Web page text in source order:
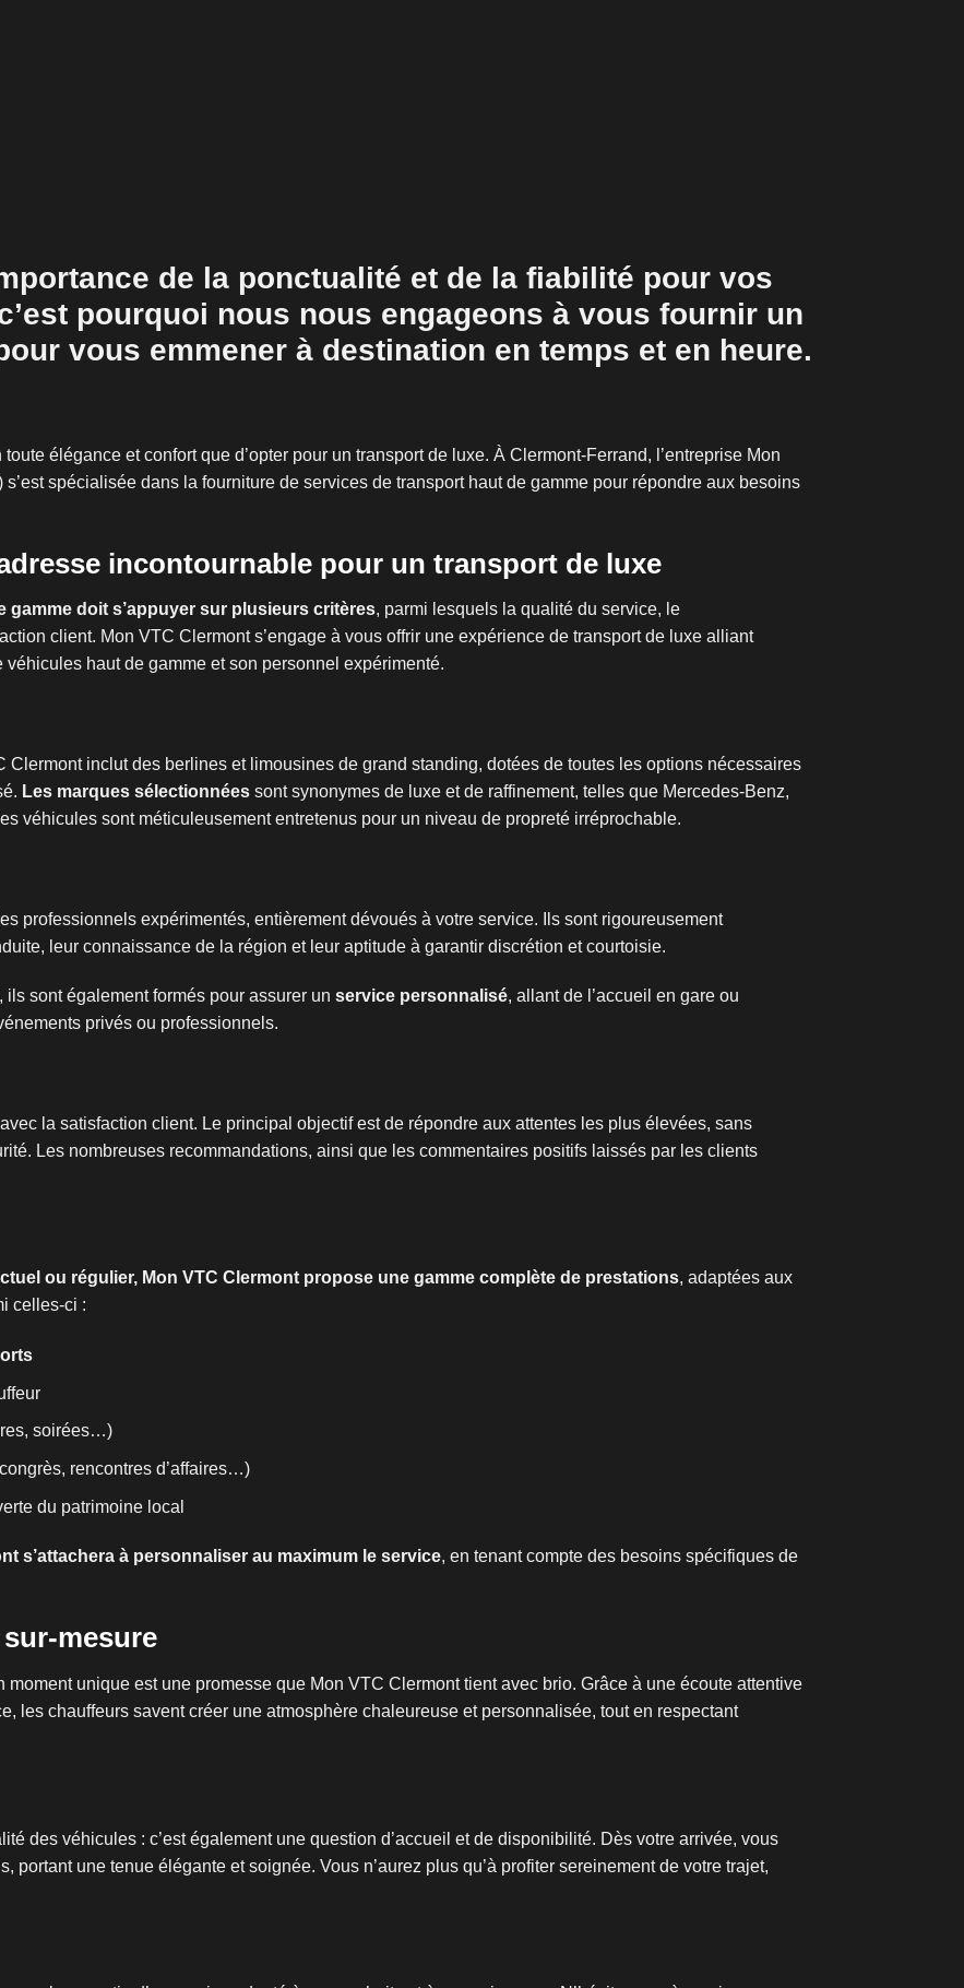
de la ponctualité et de la fiabilité pour vos
pourquoi nous nous engageons à vous fournir un
vous emmener à destination en temps et en heure.
toute élégance et confort que d’opter pour un transport de luxe. À Clermont-Ferrand, l’entreprise Mon
spécialisée dans la fourniture de services de transport haut de gamme pour répondre aux besoins
incontournable pour un transport de luxe
gamme doit s’appuyer sur plusieurs critères, parmi lesquels la qualité du service, le
client. Mon VTC Clermont s’engage à vous offrir une expérience de transport de luxe alliant
haut de gamme et son personnel expérimenté.
Clermont inclut des berlines et limousines de grand standing, dotées de toutes les options nécessaires
Les marques sélectionnées sont synonymes de luxe et de raffinement, telles que Mercedes-Benz,
véhicules sont méticuleusement entretenus pour un niveau de propreté irréprochable.
professionnels expérimentés, entièrement dévoués à votre service. Ils sont rigoureusement
leur connaissance de la région et leur aptitude à garantir discrétion et courtoisie.
sont également formés pour assurer un service personnalisé, allant de l’accueil en gare ou
privés ou professionnels.
la satisfaction client. Le principal objectif est de répondre aux attentes les plus élevées, sans
Les nombreuses recommandations, ainsi que les commentaires positifs laissés par les clients
ou régulier, Mon VTC Clermont propose une gamme complète de prestations, adaptées aux
celles-ci :
soirées…)
rencontres d’affaires…)
du patrimoine local
s’attachera à personnaliser au maximum le service, en tenant compte des besoins spécifiques de
mesure
unique est une promesse que Mon VTC Clermont tient avec brio. Grâce à une écoute attentive
les chauffeurs savent créer une atmosphère chaleureuse et personnalisée, tout en respectant
des véhicules : c’est également une question d’accueil et de disponibilité. Dès votre arrivée, vous
portant une tenue élégante et soignée. Vous n’aurez plus qu’à profiter sereinement de votre trajet,